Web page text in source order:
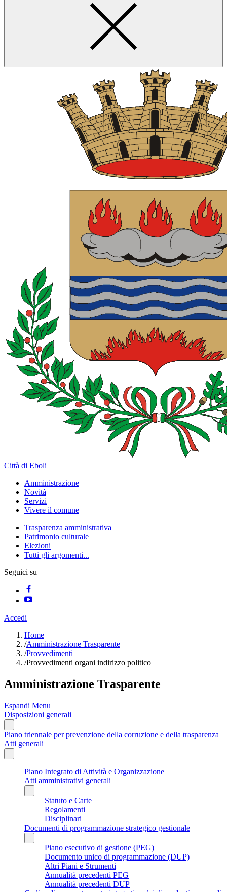
Città di Eboli
Amministrazione
Novità
Servizi
Vivere il comune
Trasparenza amministrativa
Patrimonio culturale
Elezioni
Tutti gli argomenti...
Seguici su
Accedi
Home
/Amministrazione Trasparente
/Provvedimenti
/Provvedimenti organi indirizzo politico
Amministrazione Trasparente
Espandi Menu
Disposizioni generali
Piano triennale per prevenzione della corruzione e della trasparenza
Atti generali
Piano Integrato di Attività e Organizzazione
Atti amministrativi generali
Statuto e Carte
Regolamenti
Disciplinari
Documenti di programmazione strategico gestionale
Piano esecutivo di gestione (PEG)
Documento unico di programmazione (DUP)
Altri Piani e Strumenti
Annualità precedenti PEG
Annualità precedenti DUP